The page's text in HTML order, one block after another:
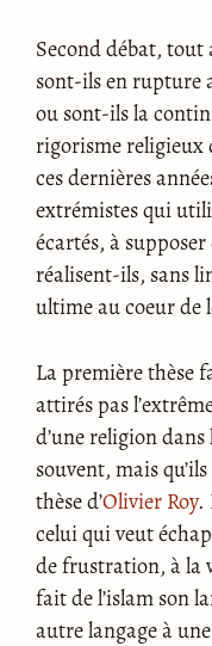
Second débat,
sont-ils en rupture
ou sont-ils la
rigorisme religieux
ces dernières
extrémistes qui
écartés, à supposer
réalisent-ils, sans
ultime au coeur de
La première thèse
attirés pas
d’une religion
souvent, mais
thèse d’Olivier Roy.
celui qui veut
de frustration, à la
fait de l’islam son
autre langage à